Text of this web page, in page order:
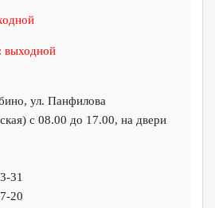
выходной
ул. Панфилова
с 08.00 до 17.00, на двери
31
20